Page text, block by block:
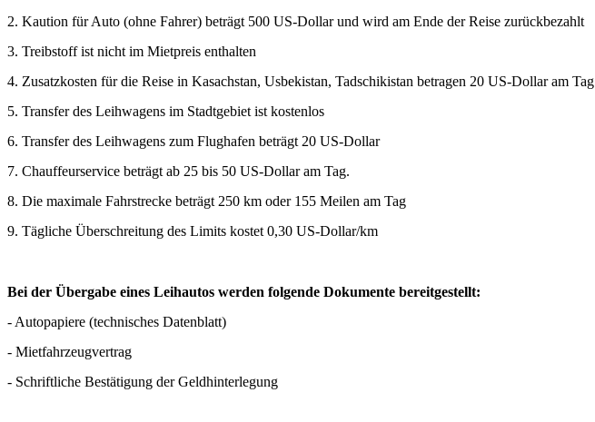
2. Kaution für Auto (ohne Fahrer) beträgt 500 US-Dollar und wird am Ende der Reise zurückbezahlt
3. Treibstoff ist nicht im Mietpreis enthalten
4. Zusatzkosten für die Reise in Kasachstan, Usbekistan, Tadschikistan betragen 20 US-Dollar am Tag
5. Transfer des Leihwagens im Stadtgebiet ist kostenlos
6. Transfer des Leihwagens zum Flughafen beträgt 20 US-Dollar
7. Chauffeurservice beträgt ab 25 bis 50 US-Dollar am Tag.
8. Die maximale Fahrstrecke beträgt 250 km oder 155 Meilen am Tag
9. Tägliche Überschreitung des Limits kostet 0,30 US-Dollar/km
Bei der Übergabe eines Leihautos werden folgende Dokumente bereitgestellt:
- Autopapiere (technisches Datenblatt)
- Mietfahrzeugvertrag
- Schriftliche Bestätigung der Geldhinterlegung